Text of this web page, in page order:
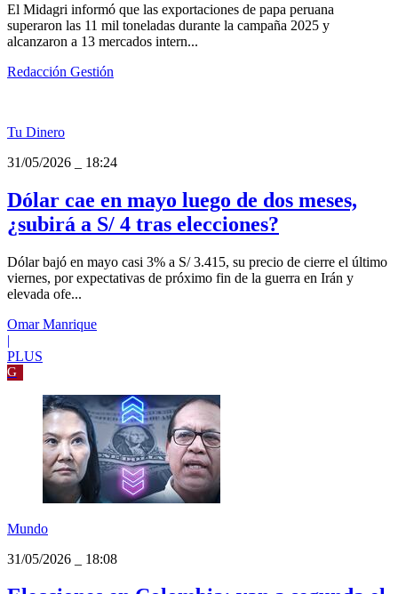
El Midagri informó que las exportaciones de papa peruana
superaron las 11 mil toneladas durante la campaña 2025 y
alcanzaron a 13 mercados intern...
Redacción Gestión
Tu Dinero
31/05/2026_ 18:24
Dólar cae en mayo luego de dos meses,
¿subirá a S/ 4 tras elecciones?
Dólar bajó en mayo casi 3% a S/ 3.415, su precio de cierre el último
viernes, por expectativas de próximo fin de la guerra en Irán y
Omar Manrique